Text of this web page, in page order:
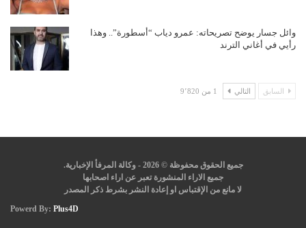
وائل جسار يوضح تصريحاته: عمرو دياب “أسطورة”.. وهذا
رأيي في أغاني الترند
السابق التالي 1 من 9٬820
جميع الحقوق محفوظة © 2026 - وكالة المرفأ الإخبارية.
جميع الاراء المنشورة تعبر عن اراء اصحابها
لا مانع من الإقتباس او إعادة النشر بشرط ذكر المصدر
Powerd By: Plus4D